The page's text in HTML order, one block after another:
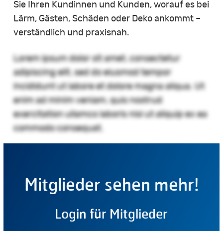
Sie Ihren Kundinnen und Kunden, worauf es bei
Lärm, Gästen, Schäden oder Deko ankommt –
verständlich und praxisnah.
Lorem ipsum dolor sit amet, consectetur
adipiscing elit, sed do eiusmod tempor
incididunt ut labore et dolore magna aliqua. Ut
enim ad minim veniam, quis nostrud
exercitation ullamco laboris nisi ut aliquip ex ea
commodo consequat.
Mitglieder sehen mehr!
Login für Mitglieder